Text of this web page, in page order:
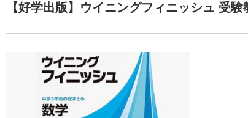
【好学出版】ウイニングフィニッシュ 受